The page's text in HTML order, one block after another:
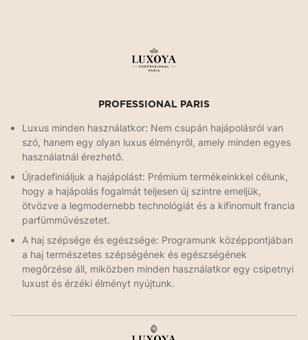
PROFESSIONAL PARIS
Luxus minden használatkor: Nem csupán hajápolásról van
szó, hanem egy olyan luxus élményről, amely minden egyes
használatnál érezhető.
Újradefiniáljuk a hajápolást: Prémium termékeinkkel célunk,
hogy a hajápolás fogalmát teljesen új szintre emeljük,
ötvözve a legmodernebb technológiát és a kifinomult francia
parfümművészetet.
A haj szépsége és egészsége: Programunk középpontjában
a haj természetes szépségének és egészségének
megőrzése áll, miközben minden használatkor egy csipetnyi
luxust és érzéki élményt nyújtunk.